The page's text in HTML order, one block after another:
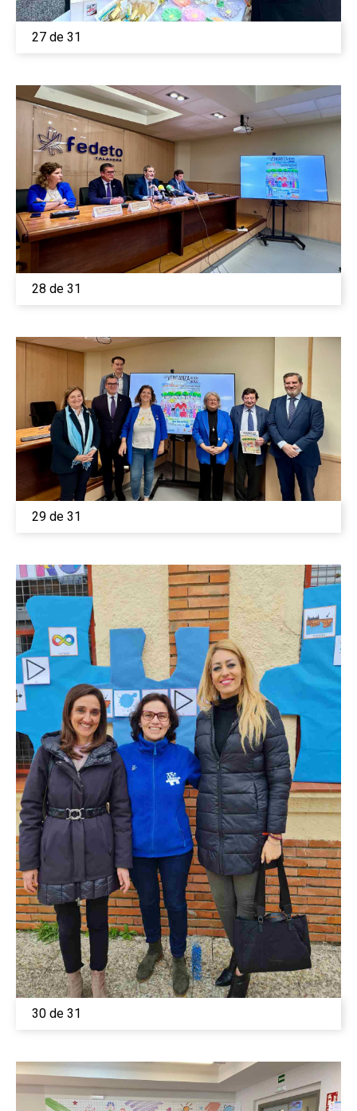
27 de 31
28 de 31
29 de 31
30 de 31